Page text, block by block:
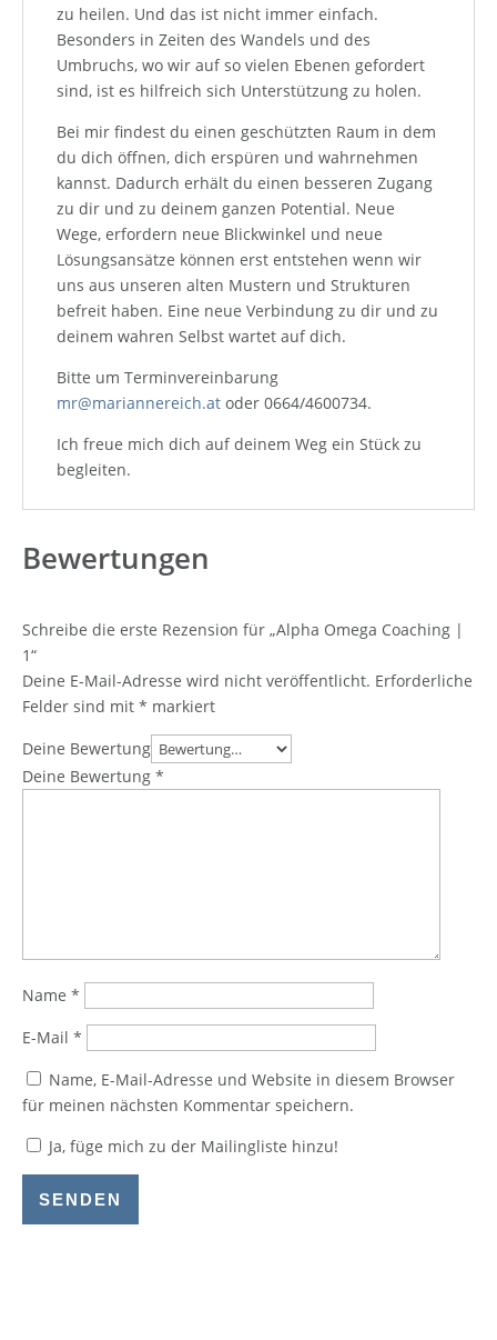
zu heilen. Und das ist nicht immer einfach.
Besonders in Zeiten des Wandels und des
Umbruchs, wo wir auf so vielen Ebenen gefordert
sind, ist es hilfreich sich Unterstützung zu holen.
Bei mir findest du einen geschützten Raum in dem
du dich öffnen, dich erspüren und wahrnehmen
kannst. Dadurch erhält du einen besseren Zugang
zu dir und zu deinem ganzen Potential. Neue
Wege, erfordern neue Blickwinkel und neue
Lösungsansätze können erst entstehen wenn wir
uns aus unseren alten Mustern und Strukturen
befreit haben. Eine neue Verbindung zu dir und zu
deinem wahren Selbst wartet auf dich.
Bitte um Terminvereinbarung
mr@mariannereich.at oder 0664/4600734.
Ich freue mich dich auf deinem Weg ein Stück zu
begleiten.
Bewertungen
Schreibe die erste Rezension für „Alpha Omega Coaching |
1“
Deine E-Mail-Adresse wird nicht veröffentlicht. Erforderliche
Felder sind mit * markiert
Deine Bewertung
Deine Bewertung *
Name *
E-Mail *
Name, E-Mail-Adresse und Website in diesem Browser
für meinen nächsten Kommentar speichern.
Ja, füge mich zu der Mailingliste hinzu!
SENDEN